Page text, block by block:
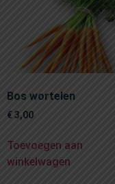
Bos wortelen
€3,00
Toevoegen aan
winkelwagen